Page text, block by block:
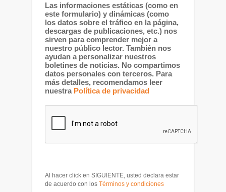
Las informaciones estáticas (como en
este formulario) y dinámicas (como
los datos sobre el tráfico en la página,
descargas de publicaciones, etc.) nos
sirven para comprender mejor a
nuestro público lector. También nos
ayudan a personalizar nuestros
boletines de noticias. No compartimos
datos personales con terceros. Para
más detalles, recomendamos leer
nuestra Política de privacidad
Al hacer click en SIGUIENTE, usted declara estar
de acuerdo con los Términos y condiciones